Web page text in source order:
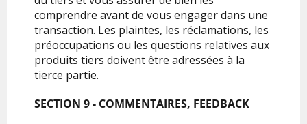
comprendre avant de vous engager dans une
transaction. Les plaintes, les réclamations, les
préoccupations ou les questions relatives aux
produits tiers doivent être adressées à la
tierce partie.
SECTION 9 - COMMENTAIRES, FEEDBACK